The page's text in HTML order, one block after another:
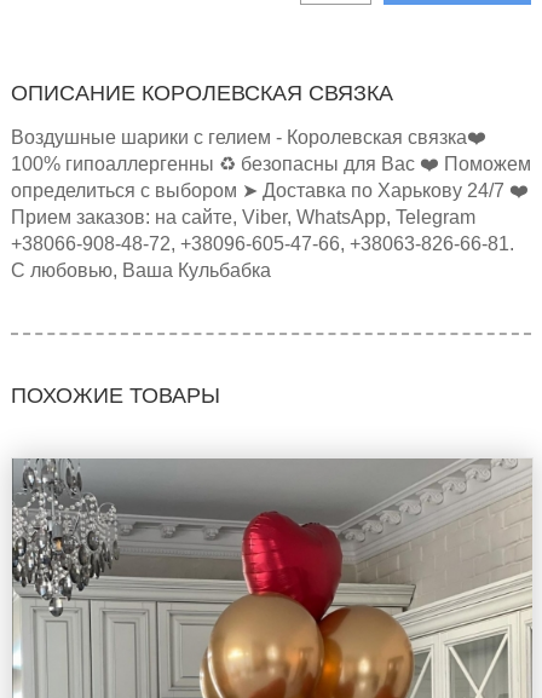
ОПИСАНИЕ КОРОЛЕВСКАЯ СВЯЗКА
Воздушные шарики с гелием - Королевская связка❤️
100% гипоаллергенны ♻️ безопасны для Вас ❤️ Поможем
определиться с выбором ➤ Доставка по Харькову 24/7 ❤️
Прием заказов: на сайте, Viber, WhatsApp, Telegram
+38066-908-48-72, +38096-605-47-66, +38063-826-66-81.
С любовью, Ваша Кульбабка
ПОХОЖИЕ ТОВАРЫ